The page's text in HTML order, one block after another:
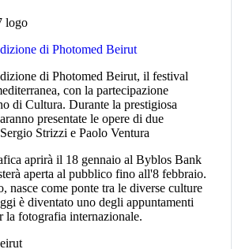
di Photomed Beirut
di Photomed Beirut, il festival
con la partecipazione
di Cultura. Durante la prestigiosa
presentate le opere di due
Strizzi e Paolo Ventura
aprirà il 18 gennaio al Byblos Bank
aperta al pubblico fino all'8 febbraio.
nasce come ponte tra le diverse culture
è diventato uno degli appuntamenti
la fotografia internazionale.